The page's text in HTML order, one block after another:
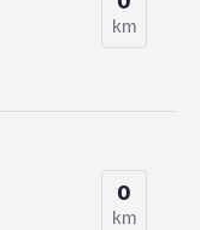
km
0
km